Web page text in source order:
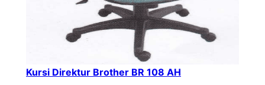
Kursi Direktur Brother BR 108 AH